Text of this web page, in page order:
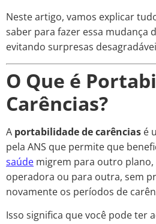
Neste artigo, vamos explicar
saber para fazer essa mudança
evitando surpresas
O Que é
Carências?
A portabilidade de carências é
pela ANS que permite que
saúde migrem para outro
operadora ou para outra, sem
novamente os períodos de
Isso significa que você pode ter